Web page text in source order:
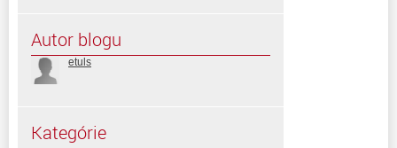
Autor blogu
etuls
Kategórie